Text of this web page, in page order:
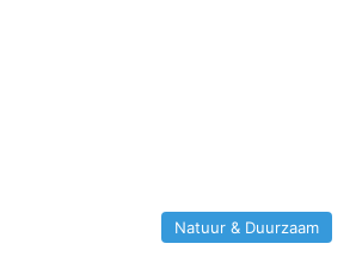
Natuur & Duurzaam